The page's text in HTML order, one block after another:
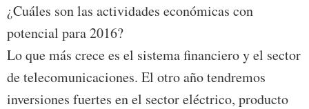
¿Cuáles son las actividades económicas con
potencial para 2016?
Lo que más crece es el sistema financiero y el sector
de telecomunicaciones. El otro año tendremos
inversiones fuertes en el sector eléctrico, producto